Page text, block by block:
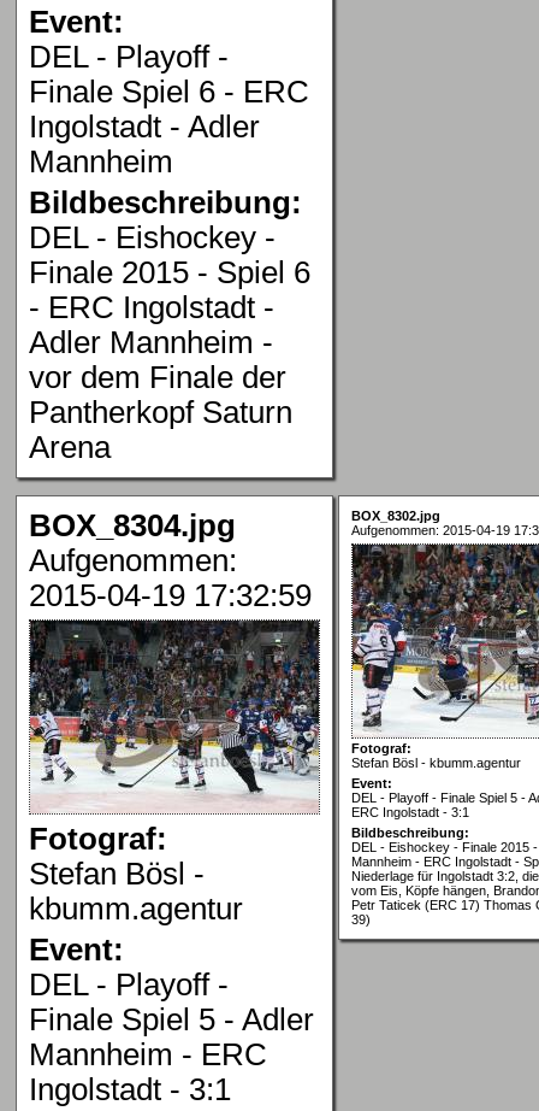
Event:
DEL - Playoff -
Finale Spiel 6 - ERC
Ingolstadt - Adler
Mannheim
Bildbeschreibung:
DEL - Eishockey -
Finale 2015 - Spiel 6
- ERC Ingolstadt -
Adler Mannheim -
vor dem Finale der
Pantherkopf Saturn
Arena
BOX_8304.jpg
Aufgenommen:
2015-04-19 17:32:59
Fotograf:
Stefan Bösl -
kbumm.agentur
Event:
DEL - Playoff -
Finale Spiel 5 - Adler
Mannheim - ERC
Ingolstadt - 3:1
BOX_8302.jpg
Aufgenommen: 2015-04-19
Fotograf:
Stefan Bösl - kbumm.agentur
Event:
DEL - Playoff - Finale Spiel 5 -
ERC Ingolstadt - 3:1
Bildbeschreibung:
DEL - Eishockey - Finale 2015
Mannheim - ERC Ingolstadt -
Niederlage für Ingolstadt 3:2,
vom Eis, Köpfe hängen,
Petr Taticek (ERC 17) Thomas
39)